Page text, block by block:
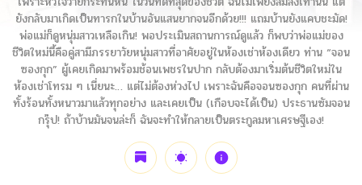
ยังกลับมาเกิดเป็นทารกในบ้านอันแสนยากจนอีกด้วย!!! แถมบ้านยังแคบชะมัด!
พ่อแม่ก็ดูหนุ่มสาวเหลือเกิน! พอประเมินสถานการณ์ดูแล้ว ก็พบว่าพ่อแม่ของ
ชีวิตใหม่นี้คือคู่สามีภรรยาวัยหนุ่มสาวที่อาศัยอยู่ในห้องเช่าห้องเดียว ท่าน “จอน
ซองกุก” ผู้เคยเกิดมาพร้อมช้อนเพชรในปาก กลับต้องมาเริ่มต้นชีวิตใหม่ใน
ห้องเช่าโทรม ๆ เนี่ยนะ… แต่ไม่ต้องห่วงไป เพราะฉันคือจอนซองกุก คนที่ผ่าน
ทั้งร้อนทั้งหนาวมาแล้วทุกอย่าง และเคยเป็น (เกือบจะได้เป็น) ประธานซัมจอน
กรุ๊ป! ถ้าบ้านมันจนล่ะก็ ฉันจะทำให้กลายเป็นตระกูลมหาเศรษฐีเอง!